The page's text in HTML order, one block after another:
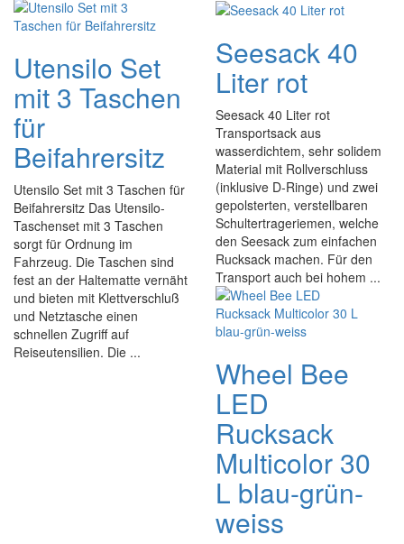
Utensilo Set
mit 3 Taschen
für
Beifahrersitz
Utensilo Set mit 3 Taschen für
Beifahrersitz Das Utensilo-
Taschenset mit 3 Taschen
sorgt für Ordnung im
Fahrzeug. Die Taschen sind
fest an der Haltematte vernäht
und bieten mit Klettverschluß
und Netztasche einen
schnellen Zugriff auf
Reiseutensilien. Die ...
Seesack 40
Liter rot
Seesack 40 Liter rot
Transportsack aus
wasserdichtem, sehr solidem
Material mit Rollverschluss
(inklusive D-Ringe) und zwei
gepolsterten, verstellbaren
Schultertrageriemen, welche
den Seesack zum einfachen
Rucksack machen. Für den
Transport auch bei hohem ...
Wheel Bee
LED
Rucksack
Multicolor 30
L blau-grün-
weiss